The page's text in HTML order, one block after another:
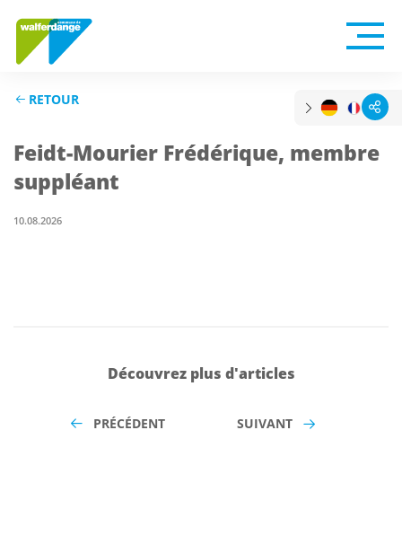
RETOUR
Feidt-Mourier Frédérique, membre
suppléant
10.08.2026
Découvrez plus d'articles
PRÉCÉDENT SUIVANT